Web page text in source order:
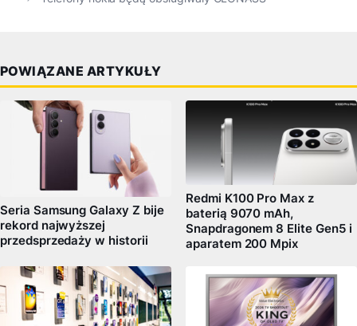
POWIĄZANE ARTYKUŁY
Seria Samsung Galaxy Z bije
rekord najwyższej
przedsprzedaży w historii
Redmi K100 Pro Max z
baterią 9070 mAh,
Snapdragonem 8 Elite Gen5 i
aparatem 200 Mpix